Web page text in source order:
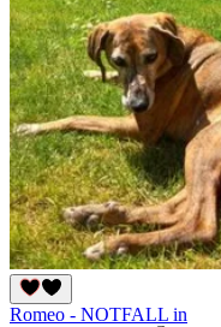
Romeo - NOTFALL in